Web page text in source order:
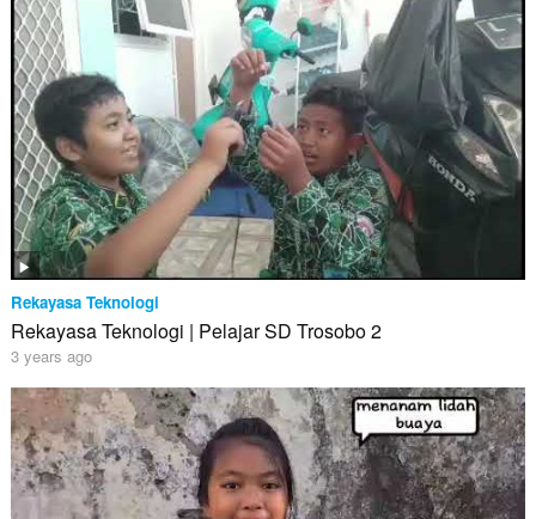
Rekayasa Teknologi
Rekayasa Teknologi | Pelajar SD Trosobo 2
3 years ago